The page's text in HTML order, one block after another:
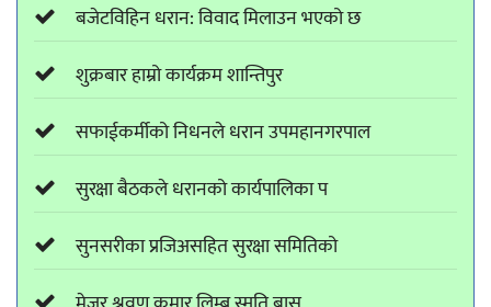
बजेटविहिन धरान: विवाद मिलाउन भएको छ
शुक्रबार हाम्रो कार्यक्रम शान्तिपुर
सफाईकर्मीको निधनले धरान उपमहानगरपाल
सुरक्षा बैठकले धरानको कार्यपालिका प
सुनसरीका प्रजिअसहित सुरक्षा समितिको